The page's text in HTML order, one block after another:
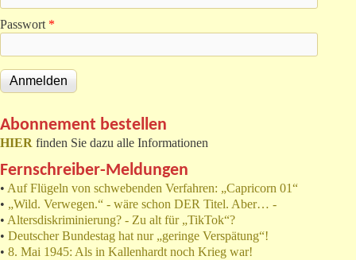
Passwort *
Abonnement bestellen
HIER finden Sie dazu alle Informationen
Fernschreiber-Meldungen
• Auf Flügeln von schwebenden Verfahren: „Capricorn 01“
• „Wild. Verwegen.“ - wäre schon DER Titel. Aber… -
• Altersdiskriminierung? - Zu alt für „TikTok“?
• Deutscher Bundestag hat nur „geringe Verspätung“!
• 8. Mai 1945: Als in Kallenhardt noch Krieg war!